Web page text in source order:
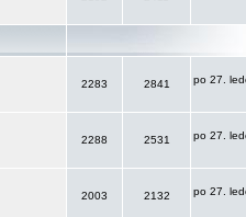
2283 2841 po 27.
2288 2531 po 27.
2003 2132 po 27.